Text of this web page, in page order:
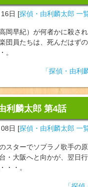
日 [探偵・由利麟太郎 一
岡早紀）が何者かに殺さ
団員たちは、死んだはず
。
「探偵・由
利麟太郎 第4話
日 [探偵・由利麟太郎 一
スターでソプラノ歌手の
・大阪へと向かが、翌日
・・。